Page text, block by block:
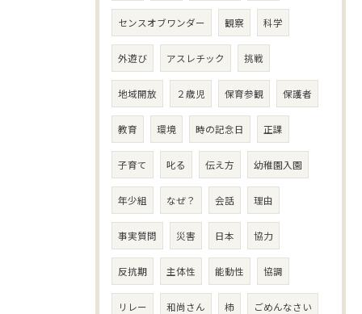
センスオブワンダー 観察 科学
外遊び アスレチック 挑戦
地域開放 ２歳児 保育参観 保護者
教育 環境 時の記念日 正課
子育て 叱る 伝え方 幼稚園入園
年少組 なぜ？ 会話 理由
事実質問 災害 日本 協力
反抗期 主体性 能動性 協調
リレー 和尚さん 柿 ごめんなさい